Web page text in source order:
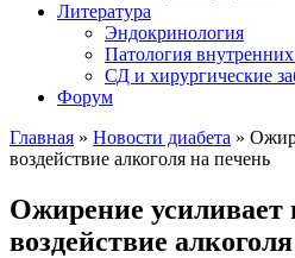
Литература
Эндокринология
Патология
СД и хирургические
Форум
Главная » Новости диабета »
воздействие алкоголя на печень
Ожирение усиливает
воздействие